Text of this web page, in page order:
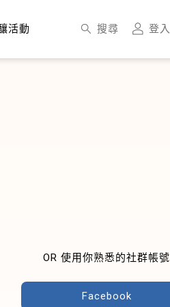
活動 搜尋 登入
OR 使用你熟悉的社群帳號
Facebook